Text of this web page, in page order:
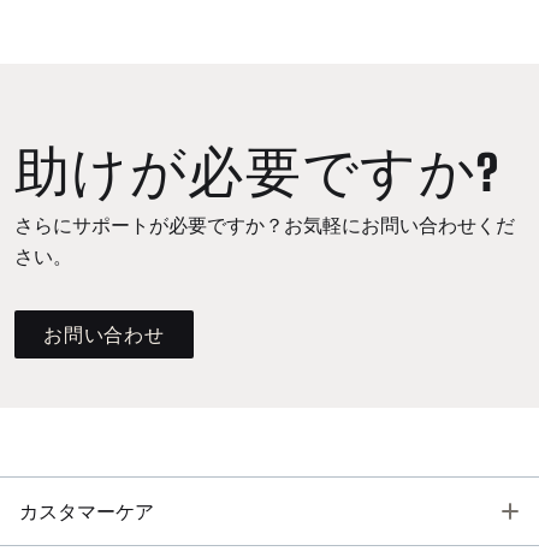
助けが必要ですか?
さらにサポートが必要ですか？お気軽にお問い合わせくだ
さい。
お問い合わせ
カスタマーケア